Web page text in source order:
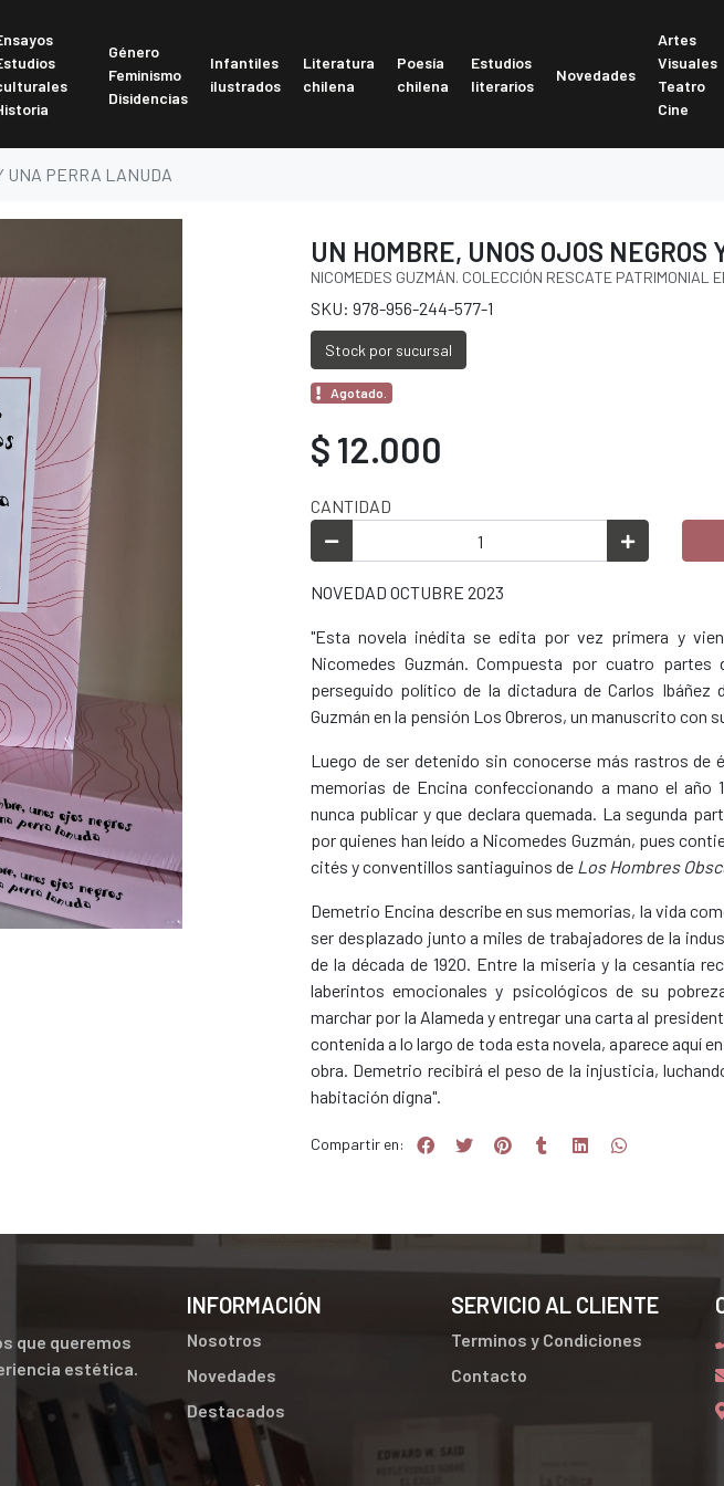
Género
Feminismo
Disidencias
Infantiles
ilustrados
Literatura
chilena
Poesía
chilena
Estudios
literarios
Novedades
Artes
Visuales
Teatro
Cine
UNA PERRA LANUDA
UN HOMBRE, UNOS OJOS
NICOMEDES GUZMÁN. COLECCIÓN RESCATE PATRIMONIAL
SKU: 978-956-244-577-1
Stock por sucursal
Agotado.
$ 12.000
CANTIDAD
NOVEDAD OCTUBRE 2023
"Esta novela inédita se edita por vez primera y
Nicomedes Guzmán. Compuesta por cuatro
perseguido político de la dictadura de Carlos Ibáñez
Guzmán en la pensión Los Obreros, un manuscrito con
Luego de ser detenido sin conocerse más rastros de
memorias de Encina confeccionando a mano el año
nunca publicar y que declara quemada. La segunda
por quienes han leído a Nicomedes Guzmán, pues
cités y conventillos santiaguinos de Los Hombres
Demetrio Encina describe en sus memorias, la vida
ser desplazado junto a miles de trabajadores de la
de la década de 1920. Entre la miseria y la cesantía
laberintos emocionales y psicológicos de su
marchar por la Alameda y entregar una carta al
contenida a lo largo de toda esta novela, aparece aquí
obra. Demetrio recibirá el peso de la injusticia,
habitación digna".
Compartir en:
que queremos
estética.
INFORMACIÓN
Nosotros
Novedades
Destacados
SERVICIO AL CLIENTE
Terminos y Condiciones
Contacto